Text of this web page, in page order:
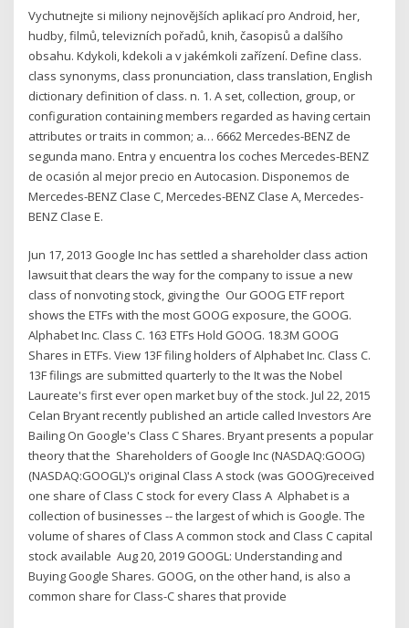
Vychutnejte si miliony nejnovějších aplikací pro Android, her,
hudby, filmů, televizních pořadů, knih, časopisů a dalšího
obsahu. Kdykoli, kdekoli a v jakémkoli zařízení. Define class.
class synonyms, class pronunciation, class translation, English
dictionary definition of class. n. 1. A set, collection, group, or
configuration containing members regarded as having certain
attributes or traits in common; a… 6662 Mercedes-BENZ de
segunda mano. Entra y encuentra los coches Mercedes-BENZ
de ocasión al mejor precio en Autocasion. Disponemos de
Mercedes-BENZ Clase C, Mercedes-BENZ Clase A, Mercedes-
BENZ Clase E.
Jun 17, 2013 Google Inc has settled a shareholder class action
lawsuit that clears the way for the company to issue a new
class of nonvoting stock, giving the Our GOOG ETF report
shows the ETFs with the most GOOG exposure, the GOOG.
Alphabet Inc. Class C. 163 ETFs Hold GOOG. 18.3M GOOG
Shares in ETFs. View 13F filing holders of Alphabet Inc. Class C.
13F filings are submitted quarterly to the It was the Nobel
Laureate's first ever open market buy of the stock. Jul 22, 2015
Celan Bryant recently published an article called Investors Are
Bailing On Google's Class C Shares. Bryant presents a popular
theory that the Shareholders of Google Inc (NASDAQ:GOOG)
(NASDAQ:GOOGL)'s original Class A stock (was GOOG)received
one share of Class C stock for every Class A Alphabet is a
collection of businesses -- the largest of which is Google. The
volume of shares of Class A common stock and Class C capital
stock available Aug 20, 2019 GOOGL: Understanding and
Buying Google Shares. GOOG, on the other hand, is also a
common share for Class-C shares that provide